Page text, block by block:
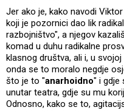
Jer ako je, kako navodi
koji je pozornici dao lik
razbojništvo", a njegov
komad u duhu radikalne
klasnog društva, ali i, u
onda se to moralo negdje
što je to "anarhoidno" i gdje
unutar teatra, gdje su mu
Odnosno, kako se to,